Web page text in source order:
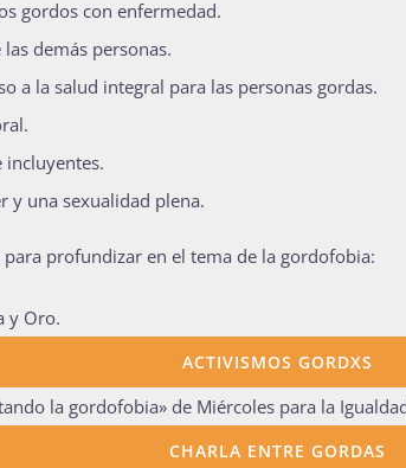
gordos con enfermedad.
demás personas.
a la salud integral para las personas gordas.
incluyentes.
y una sexualidad plena.
profundizar en el tema de la gordofobia:
y Oro.
ACTIVISMOS GORDXS
la gordofobia» de Miércoles para la
CHARLA ENTRE GORDAS